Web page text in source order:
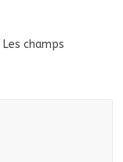
Les champs